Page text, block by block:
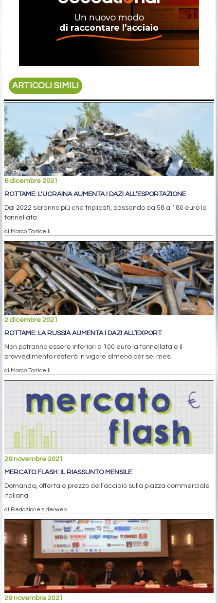
ARTICOLI SIMILI
6 dicembre 2021
ROTTAME: L'UCRAINA AUMENTA I DAZI ALL’ESPORTAZIONE
Dal 2022 saranno più che triplicati, passando da 58 a 180 euro la
tonnellata
di Marco Torricelli
2 dicembre 2021
ROTTAME: LA RUSSIA AUMENTA I DAZI ALL’EXPORT
Non potranno essere inferiori a 100 euro la tonnellata e il
provvedimento resterà in vigore almeno per sei mesi
di Marco Torricelli
29 novembre 2021
MERCATO FLASH: IL RIASSUNTO MENSILE
Domanda, offerta e prezzo dell’acciaio sulla piazza commerciale
italiana
di Redazione siderweb
29 novembre 2021